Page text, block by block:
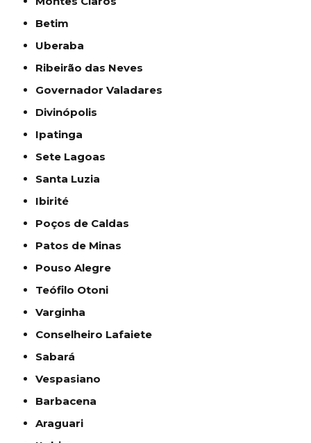
Betim
Uberaba
Ribeirão das Neves
Governador Valadares
Divinópolis
Ipatinga
Sete Lagoas
Santa Luzia
Ibirité
Poços de Caldas
Patos de Minas
Pouso Alegre
Teófilo Otoni
Varginha
Conselheiro Lafaiete
Sabará
Vespasiano
Barbacena
Araguari